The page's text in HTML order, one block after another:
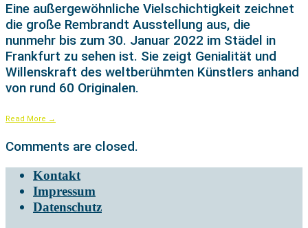
Eine außergewöhnliche Vielschichtigkeit zeichnet
die große Rembrandt Ausstellung aus, die
nunmehr bis zum 30. Januar 2022 im Städel in
Frankfurt zu sehen ist. Sie zeigt Genialität und
Willenskraft des weltberühmten Künstlers anhand
von rund 60 Originalen.
Read More →
Comments are closed.
Kontakt
Impressum
Datenschutz